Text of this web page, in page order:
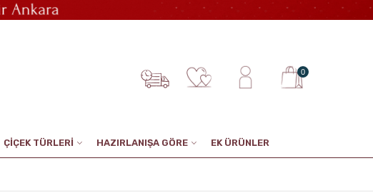
0
ÇİÇEK TÜRLERİ HAZIRLANIŞA GÖRE EK ÜRÜNLER